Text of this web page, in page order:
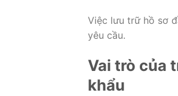
Việc lưu trữ hồ sơ
yêu cầu.
Vai trò của
khẩu